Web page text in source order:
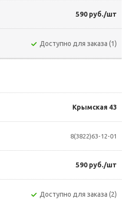
590 руб./шт
Доступно для заказа (1)
Крымская 43
8(3822)63-12-01
590 руб./шт
Доступно для заказа (2)